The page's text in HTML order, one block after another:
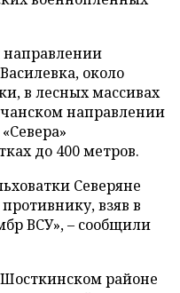
направлении
около
в лесных массивах
направлении
до 400 метров.
Северяне
взяв в
ВСУ», – сообщили
районе